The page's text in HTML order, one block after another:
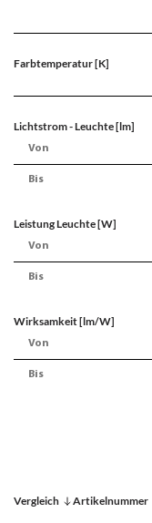
Farbtemperatur [K]
Lichtstrom - Leuchte [lm]
Leistung Leuchte [W]
Wirksamkeit [lm/W]
Vergleich Artikelnummer